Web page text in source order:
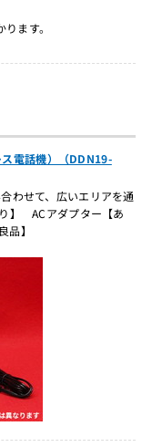
ます。
電話機）（DDN19-
わせて、広いエリアを通
】 ACアダプター【あ
】